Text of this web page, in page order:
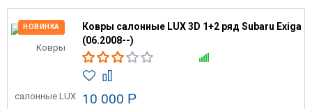
НОВИНКА
Ковры салонные LUX 3D 1+2 ряд Subaru Exiga
(06.2008--)
10 000 Р